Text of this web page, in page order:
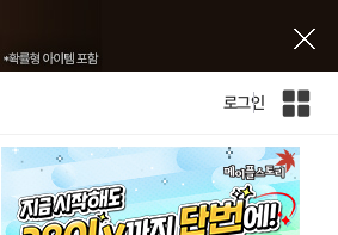
로그인
인
전
체
사
이